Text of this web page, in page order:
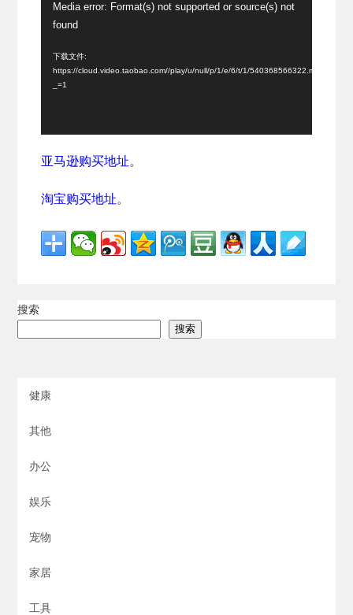
放
Media error: Format(s) not supported or source(s) not
found
下载文件:
https://cloud.video.taobao.com//play/u/null/p/1/e/6/t/1/540368566322.mp4?
_=1
亚马逊购买地址。
淘宝购买地址。
搜索
搜索
健康
其他
办公
娱乐
宠物
家居
工具